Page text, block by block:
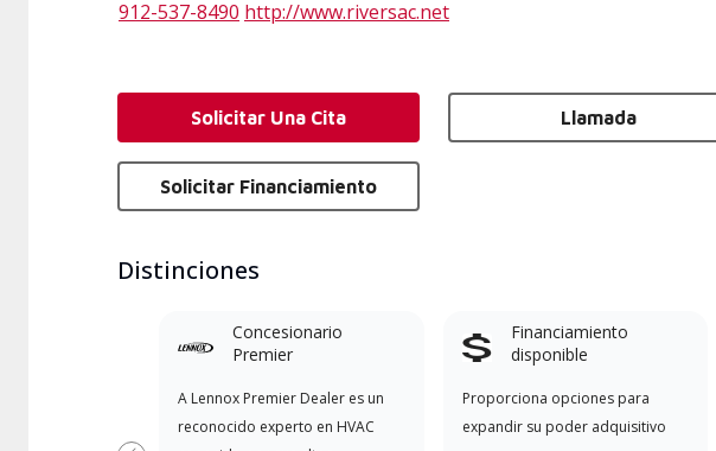
912-537-8490 http://www.riversac.net
Solicitar Una Cita Llamada
Solicitar Financiamiento
Distinciones
Concesionario
Premier
A Lennox Premier Dealer es un
reconocido experto en HVAC
Financiamiento
disponible
Proporciona opciones para
expandir su poder adquisitivo